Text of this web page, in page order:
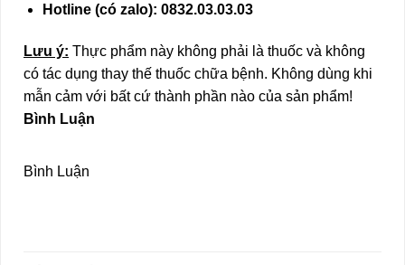
Hotline (có zalo): 0832.03.03.03
Lưu ý: Thực phẩm này không phải là thuốc và không
có tác dụng thay thế thuốc chữa bệnh. Không dùng khi
mẫn cảm với bất cứ thành phần nào của sản phẩm!
Bình Luận
Bình Luận